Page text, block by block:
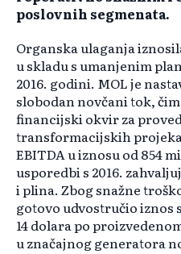
poslovnih segmenata.
Organska ulaganja
u skladu s umanjenim
2016. godini. MOL je
slobodan novčani tok,
financijski okvir za
transformacijskih
EBITDA u iznosu od 854
usporedbi s 2016.
i plina. Zbog snažne
gotovo udvostručio iznos
14 dolara po
u značajnog generatora